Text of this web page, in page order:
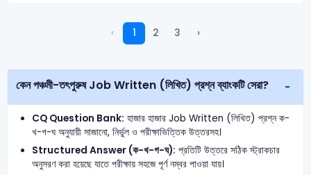
‹ 1 2 3 ›
কেন পঞ্চমী-তৎপুরুষ Job Written (লিখিত) প্রশ্ন ব্যাংকটি সেরা?
CQ Question Bank: হাজার হাজার Job Written (লিখিত) প্রশ্ন ক-
খ-গ-ঘ অনুযায়ী সাজানো, নির্ভুল ও পরীক্ষাভিত্তিক উত্তরসহ।
Structured Answer (ক-খ-গ-ঘ): প্রতিটি উত্তরে সঠিক স্ট্রাকচার
অনুসরণ করা হয়েছে যাতে পরীক্ষায় সহজে পূর্ণ নম্বর পাওয়া যায়।